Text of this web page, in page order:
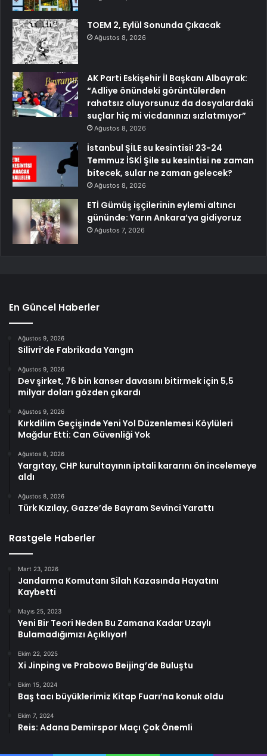
TOEM 2, Eylül Sonunda Çıkacak
Ağustos 8, 2026
AK Parti Eskişehir İl Başkanı Albayrak:
“Adliye önündeki görüntülerden
rahatsız oluyorsunuz da dosyalardaki
suçlar hiç mi vicdanınızı sızlatmıyor”
Ağustos 8, 2026
İstanbul ŞİLE su kesintisi! 23-24
Temmuz İSKİ Şile su kesintisi ne zaman
bitecek, sular ne zaman gelecek?
Ağustos 8, 2026
ETİ Gümüş işçilerinin eylemi altıncı
gününde: Yarın Ankara’ya gidiyoruz
Ağustos 7, 2026
En Güncel Haberler
Ağustos 9, 2026
Silivri’de Fabrikada Yangın
Ağustos 9, 2026
Dev şirket, 76 bin kanser davasını bitirmek için 5,5
milyar doları gözden çıkardı
Ağustos 9, 2026
Kırkdilim Geçişinde Yeni Yol Düzenlemesi Köylüleri
Mağdur Etti: Can Güvenliği Yok
Ağustos 8, 2026
Yargıtay, CHP kurultayının iptali kararını ön incelemeye
aldı
Ağustos 8, 2026
Türk Kızılay, Gazze’de Bayram Sevinci Yarattı
Rastgele Haberler
Mart 23, 2026
Jandarma Komutanı Silah Kazasında Hayatını
Kaybetti
Mayıs 25, 2023
Yeni Bir Teori Neden Bu Zamana Kadar Uzaylı
Bulamadığımızı Açıklıyor!
Ekim 22, 2025
Xi Jinping ve Prabowo Beijing’de Buluştu
Ekim 15, 2024
Baş tacı büyüklerimiz Kitap Fuarı’na konuk oldu
Ekim 7, 2024
Reis: Adana Demirspor Maçı Çok Önemli